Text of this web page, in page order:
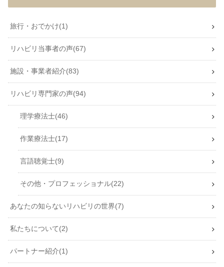
旅行・おでかけ 1
リハビリ当事者の声 67
施設・事業者紹介 83
リハビリ専門家の声 94
理学療法士 46
作業療法士 17
言語聴覚士 9
その他・プロフェッショナル 22
あなたの知らないリハビリの世界 7
私たちについて 2
パートナー紹介 1